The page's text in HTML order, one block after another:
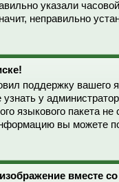
указали
неправильно
поддержку вашего
у
языкового пакета
вы можете
вместе